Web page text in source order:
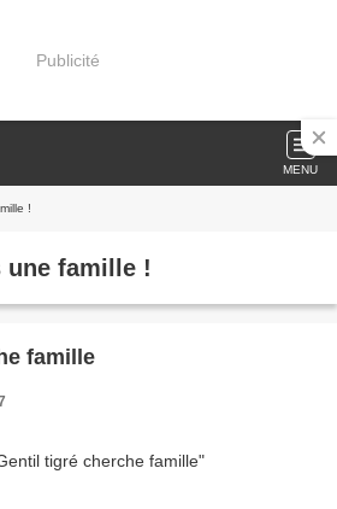
Publicité
MENU
!
une famille !
famille